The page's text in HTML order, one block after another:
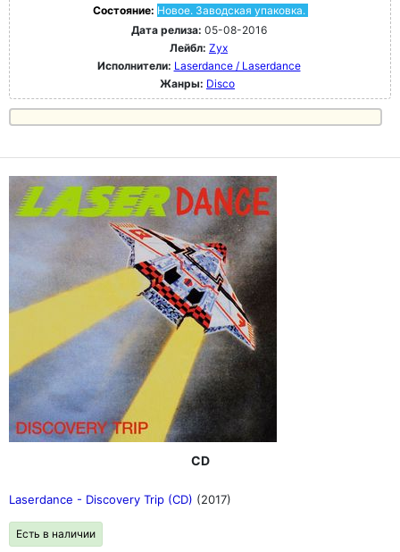
Состояние: Новое. Заводская упаковка.
Дата релиза: 05-08-2016
Лейбл: Zyx
Исполнители: Laserdance / Laserdance
Жанры: Disco
CD
Laserdance - Discovery Trip (CD) (2017)
Есть в наличии